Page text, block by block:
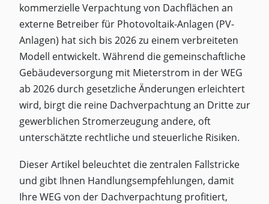
kommerzielle Verpachtung von Dachflächen an
externe Betreiber für Photovoltaik-Anlagen (PV-
Anlagen) hat sich bis 2026 zu einem verbreiteten
Modell entwickelt. Während die gemeinschaftliche
Gebäudeversorgung mit Mieterstrom in der WEG
ab 2026 durch gesetzliche Änderungen erleichtert
wird, birgt die reine Dachverpachtung an Dritte zur
gewerblichen Stromerzeugung andere, oft
unterschätzte rechtliche und steuerliche Risiken.
Dieser Artikel beleuchtet die zentralen Fallstricke
und gibt Ihnen Handlungsempfehlungen, damit
Ihre WEG von der Dachverpachtung profitiert,